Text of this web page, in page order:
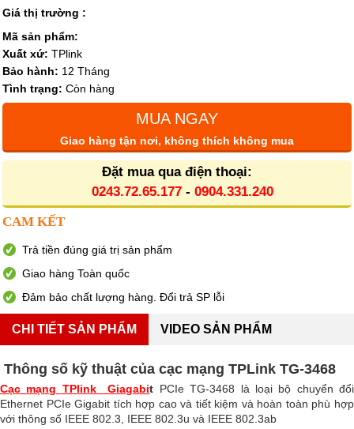
Giá thị trường :
Mã sản phẩm:
Xuất xứ: TPlink
Bảo hành: 12 Tháng
Tình trạng: Còn hàng
MUA NGAY
Giao hàng tận nơi, không thích không mua
Đặt mua qua điện thoại:
0243.72.65.177- 0904.331.240
CAM KẾT
Trả tiền đúng giá trị sản phẩm
Giao hàng Toàn quốc
Đảm bảo chất lượng hàng. Đổi trả SP lỗi
CHI TIẾT SẢN PHẨM VIDEO SẢN PHẨM
Thông số kỹ thuật của cạc mạng TPLink TG-3468
Cạc mạng TPlink Giagabit PCIe TG-3468 là loại bộ chuyển đổi
Ethernet PCIe Gigabit tích hợp cao và tiết kiệm và hoàn toàn phù hợp
với thông số IEEE 802.3, IEEE 802.3u và IEEE 802.3ab